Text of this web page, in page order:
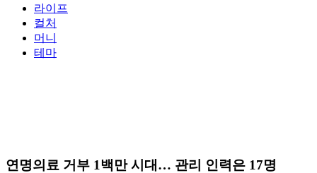
라이프
컬처
머니
테마
연명의료 거부 1백만 시대… 관리 인력은 17명